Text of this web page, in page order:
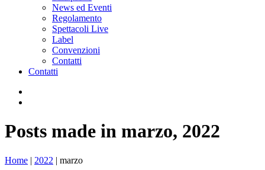
News ed Eventi
Regolamento
Spettacoli Live
Label
Convenzioni
Contatti
Contatti
Posts made in marzo, 2022
Home | 2022 | marzo